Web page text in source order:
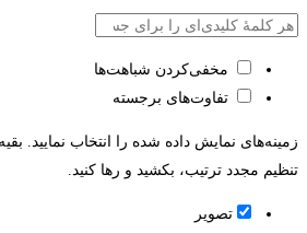
مخفی‌کردن شباهت‌ها
تفاوت‌های برجسته
زمینه‌های نمایش داده شده را انتخاب نمایید.
تنظیم مجدد ترتیب، بکشید و رها کنید.
تصویر